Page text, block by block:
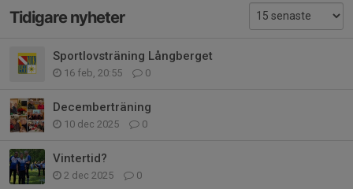
Tidigare nyheter
Sportlovsträning Långberget
16 feb, 20:55 0
Decemberträning
10 dec 2025 0
Vintertid?
2 dec 2025 0